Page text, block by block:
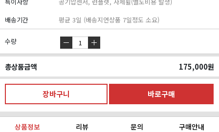
배송기간
평균 3일 (배송지연상품 7일정도 소요)
수량
총상품금액 175,000원
상품정보 리뷰 문의 구매안내